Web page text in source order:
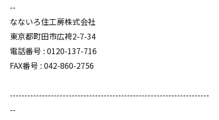
--
なないろ住工房株式会社
東京都町田市広袴2-7-34
電話番号 : 0120-137-716
FAX番号 : 042-860-2756
--------------------------------------------------------------------
--